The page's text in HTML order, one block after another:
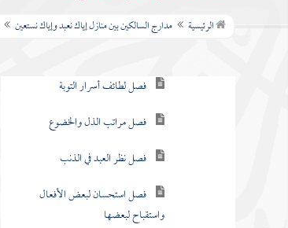
الرئيسية مدارج السالكين بين منازل إياك نعبد وإياك نستعين
فصل لطائف أسرار التوبة
فصل مراتب الذل والخضوع
فصل نظر العبد في الذنب
فصل استحسان لبعض الأفعال
واستقباح لبعضها